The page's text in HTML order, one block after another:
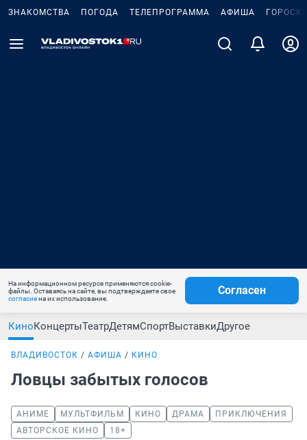
ЗНАКОМСТВА ПОГОДА ТЕЛЕПРОГРАММА АФИША
На информационном ресурсе применяются cookie-
файлы. Оставаясь на сайте, вы подтверждаете свое
согласиена их использование.
Согласен
КиноКонцертыТеатрДетямСпортВыставкиДругое
ВЛАДИВОСТОК АФИША КИНО
Ловцы забытых голосов
АНИМЕ МУЛЬТФИЛЬМ КИНО ДРАМА
ПРИКЛЮЧЕНИЯ
АВТОРСКОЕ КИНО
18+